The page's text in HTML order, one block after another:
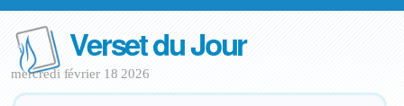
Verset du Jour
mercredi février 18 2026